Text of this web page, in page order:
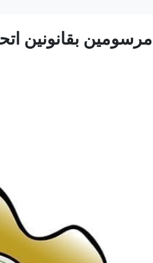
بقانونين